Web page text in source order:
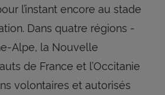
l’instant encore au stade
Dans quatre régions -
Alpe, la Nouvelle
de France et l’Occitanie
volontaires et autorisés